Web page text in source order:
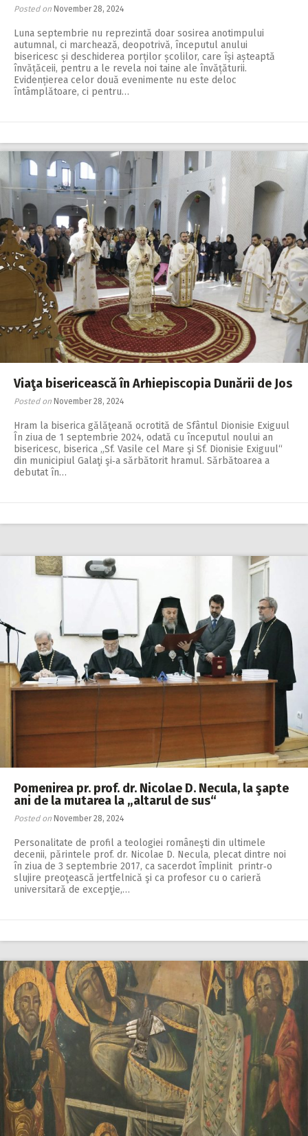
Posted on November 28, 2024
Luna septembrie nu reprezintă doar sosirea anotimpului
autumnal, ci marchează, deopotrivă, începutul anului
bisericesc și deschiderea porților școlilor, care își așteaptă
învățăceii, pentru a le revela noi taine ale învățăturii.
Evidențierea celor două evenimente nu este deloc
întâmplătoare, ci pentru…
Viaţa bisericească în Arhiepiscopia Dunării de Jos
Posted on November 28, 2024
Hram la biserica gălăţeană ocrotită de Sfântul Dionisie Exiguul
În ziua de 1 septembrie 2024, odată cu începutul noului an
bisericesc, biserica „Sf. Vasile cel Mare şi Sf. Dionisie Exiguul“
din municipiul Galaţi şi‑a sărbătorit hramul. Sărbătoarea a
debutat în…
Pomenirea pr. prof. dr. Nicolae D. Necula, la şapte
ani de la mutarea la „altarul de sus“
Posted on November 28, 2024
Personalitate de profil a teologiei româneşti din ultimele
decenii, părintele prof. dr. Nicolae D. Necula, plecat dintre noi
în ziua de 3 septembrie 2017, ca sacerdot împlinit printr‑o
slujire preoţească jertfelnică şi ca profesor cu o carieră
universitară de excepţie,…